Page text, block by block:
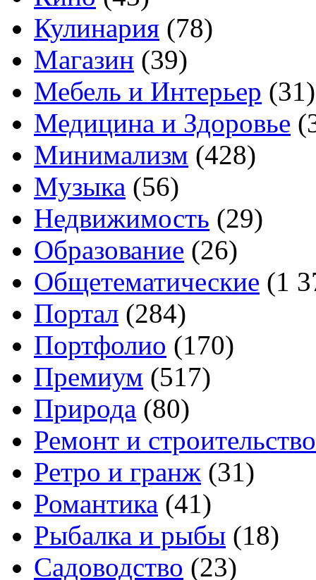
Кулинария (78)
Магазин (39)
Мебель и Интерьер (31)
Медицина и Здоровье
Минимализм (428)
Музыка (56)
Недвижимость (29)
Образование (26)
Общетематические (1
Портал (284)
Портфолио (170)
Премиум (517)
Природа (80)
Ремонт и строительство
Ретро и гранж (31)
Романтика (41)
Рыбалка и рыбы (18)
Садоводство (23)